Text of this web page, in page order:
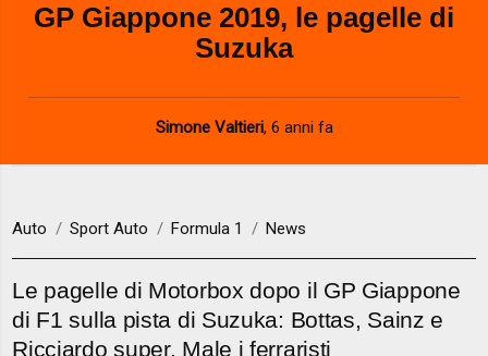
GP Giappone 2019, le pagelle di
Suzuka
Simone Valtieri, 6 anni fa
Auto Sport Auto Formula 1 News
Le pagelle di Motorbox dopo il GP Giappone
di F1 sulla pista di Suzuka: Bottas, Sainz e
Ricciardo super. Male i ferraristi